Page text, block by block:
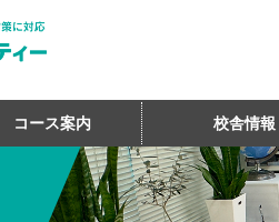
コース案内 校舎情報